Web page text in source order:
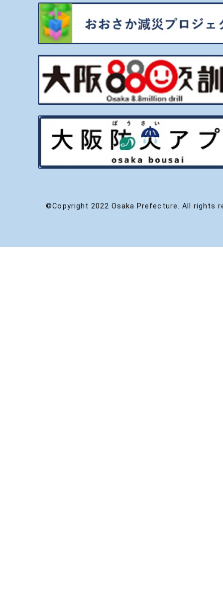
©Copyright 2022 Osaka Prefecture. All rights